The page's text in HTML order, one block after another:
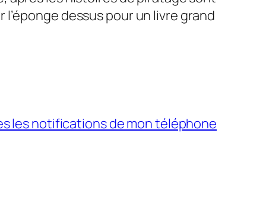
dessus pour un livre grand
les notifications de mon téléphone